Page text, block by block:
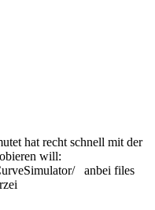
hat recht schnell mit der
will:
anbei files